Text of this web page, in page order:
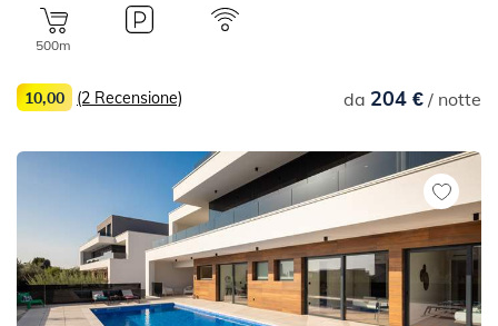
500m
da 204 €/ notte
10,00 (2 Recensione)